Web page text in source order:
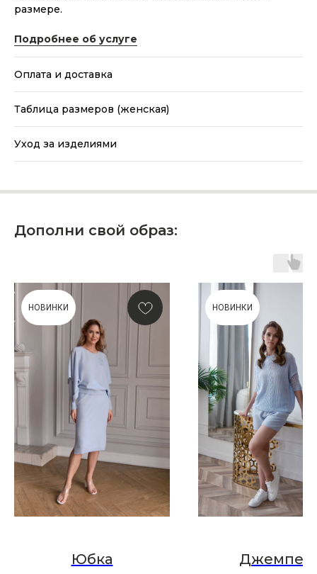
размере.
Подробнее об услуге
Оплата и доставка
Таблица размеров (женская)
Уход за изделиями
Дополни свой образ:
НОВИНКИ
Юбка
НОВИНКИ
Джемпер
ПОДАРОЧНАЯ КАРТА
Что может быть лучше подарка,
сделанного с любовью, теплом
и рассчитанного на долгие годы?
КУПИТЬ КАРТУ